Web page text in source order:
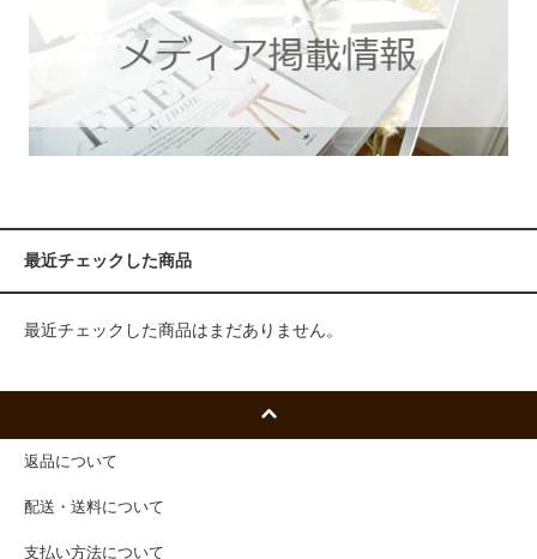
最近チェックした商品
最近チェックした商品はまだありません。
返品について
配送・送料について
支払い方法について